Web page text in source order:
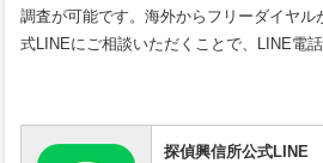
調査が可能です。海外からフリーダイヤ
式LINEにご相談いただくことで、LINE電話
探偵興信所公式LINE